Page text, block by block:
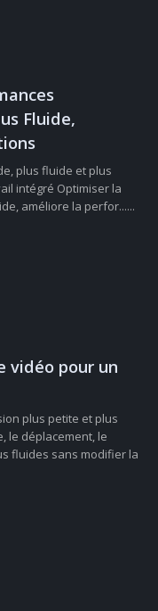
Fluide,
plus fluide et plus
intégré Optimiser la
améliore la perfor......
vidéo pour un
plus petite et plus
le déplacement, le
fluides sans modifier la